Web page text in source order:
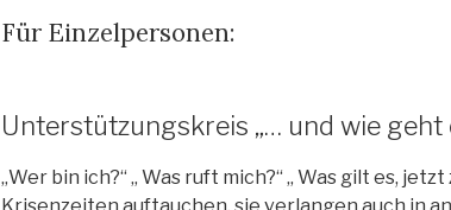
Für Einzelpersonen:
Unterstützungskreis „… und wie geht
„Wer bin ich?“ „ Was ruft mich?“ „ Was gilt es,
Krisenzeiten auftauchen, sie verlangen auch in